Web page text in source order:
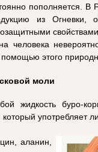
пополняется.
из Огневки,
человека
этого
моли
жидкость буро-
употребляет
аланин,